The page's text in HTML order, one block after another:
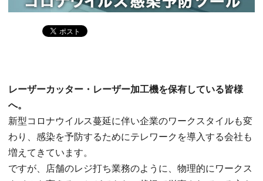
レーザーカッター・レーザー加工機を保有している皆様
へ。
新型コロナウイルス蔓延に伴い企業のワークスタイルも変
わり、感染を予防するためにテレワークを導入する会社も
増えてきています。
ですが、店舗のレジ打ち業務のように、物理的にワークス